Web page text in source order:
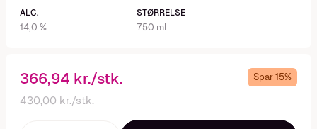
ALC.
14,0 %
STØRRELSE
750 ml
366,94 kr./stk.
430,00 kr./stk.
Spar 15%